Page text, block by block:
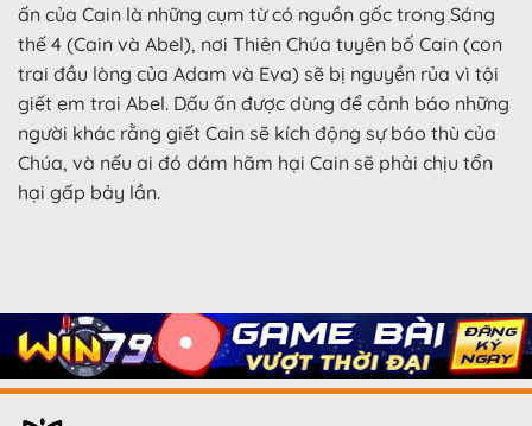
ấn của Cain là những cụm từ có nguồn gốc trong Sáng
thế 4 (Cain và Abel), nơi Thiên Chúa tuyên bố Cain (con
trai đầu lòng của Adam và Eva) sẽ bị nguyền rủa vì tội
giết em trai Abel. Dấu ấn được dùng để cảnh báo những
người khác rằng giết Cain sẽ kích động sự báo thù của
Chúa, và nếu ai đó dám hãm hại Cain sẽ phải chịu tổn
hại gấp bảy lần.